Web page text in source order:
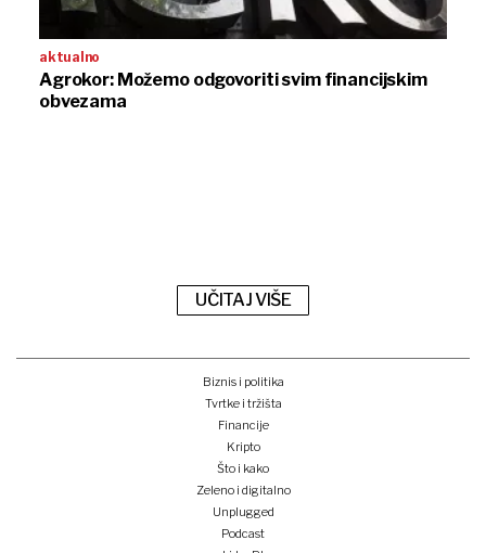
aktualno
Agrokor: Možemo odgovoriti svim financijskim
obvezama
UČITAJ VIŠE
Biznis i politika
Tvrtke i tržišta
Financije
Kripto
Što i kako
Zeleno i digitalno
Unplugged
Podcast